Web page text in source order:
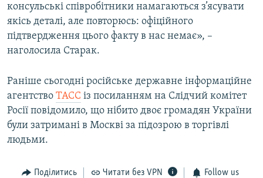
Усі сайти RFE/RL
консульські співробітники намагаються з’ясувати
якісь деталі, але повторюсь: офіційного
підтвердження цього факту в нас немає», –
наголосила Старак.
Раніше сьогодні російське державне інформаційне
агентство ТАСС із посиланням на Слідчий комітет
Росії повідомило, що нібито двоє громадян України
були затримані в Москві за підозрою в торгівлі
людьми.
Поділитись Читати без VPN Follow us